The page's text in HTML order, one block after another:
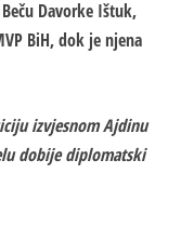
Davorke Ištuk,
BiH, dok je njena
izvjesnom Ajdinu
dobije diplomatski